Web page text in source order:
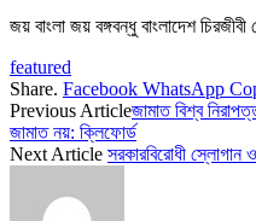
জয় বাংলা জয় বঙ্গবন্ধু বাংলাদেশ
featured
Share. Facebook WhatsApp
Previous Articleজামাত বিশ্ব
জামাত নয়: ক্লিফোর্ড
Next Article সরকারবিরোধী স্লোগান